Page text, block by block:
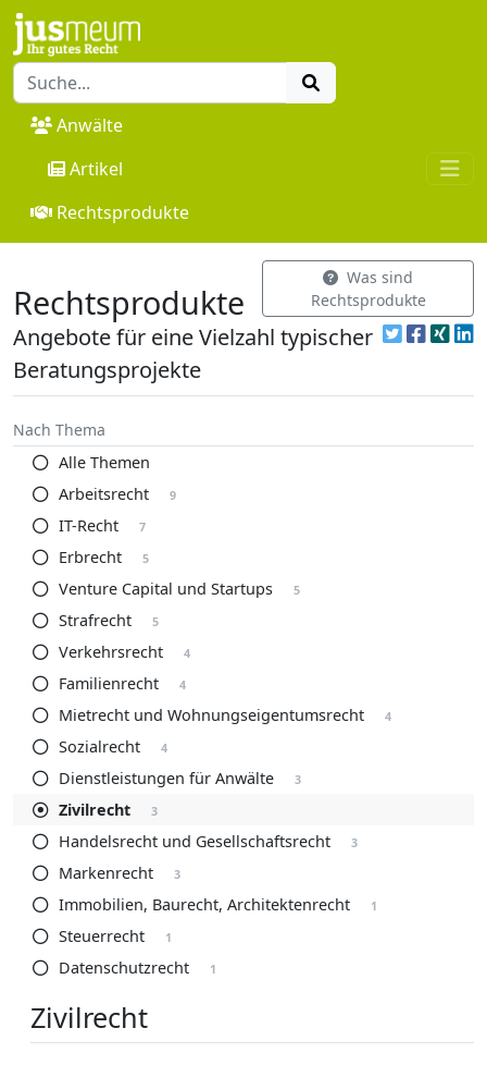
Anwälte
Artikel
Rechtsprodukte
Rechtsprodukte
Was sind
Rechtsprodukte
Angebote für eine Vielzahl typischer
Beratungsprojekte
Nach Thema
Alle Themen
Arbeitsrecht
9
IT-Recht 7
Erbrecht 5
Venture Capital und Startups 5
Strafrecht 5
Verkehrsrecht 4
Familienrecht 4
Mietrecht und Wohnungseigentumsrecht 4
Sozialrecht 4
Dienstleistungen für Anwälte 3
Zivilrecht 3
Handelsrecht und Gesellschaftsrecht 3
Markenrecht 3
Immobilien, Baurecht, Architektenrecht 1
Steuerrecht 1
Datenschutzrecht 1
Zivilrecht